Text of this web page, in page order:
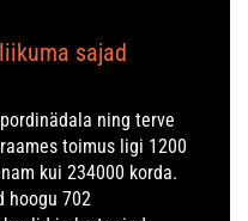
sajad
ning terve
toimus ligi 1200
kui 234000 korda.
hoogu 702